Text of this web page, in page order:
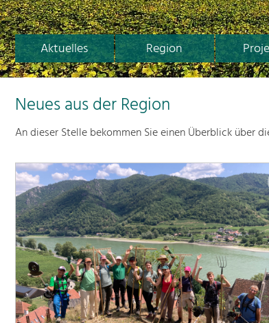
Aktuelles Region
Neues aus der Region
An dieser Stelle bekommen Sie einen Überblick über